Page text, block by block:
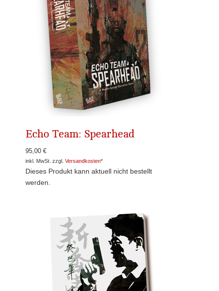
Echo Team: Spearhead
95,00 €
inkl. MwSt. zzgl. Versandkosten*
Dieses Produkt kann aktuell nicht bestellt
werden.